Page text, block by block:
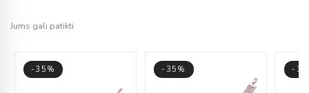
Jums gali patikti
-35% -35% -